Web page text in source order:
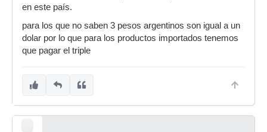
en este país.
para los que no saben 3 pesos argentinos son igual a un
dolar por lo que para los productos importados tenemos
que pagar el triple